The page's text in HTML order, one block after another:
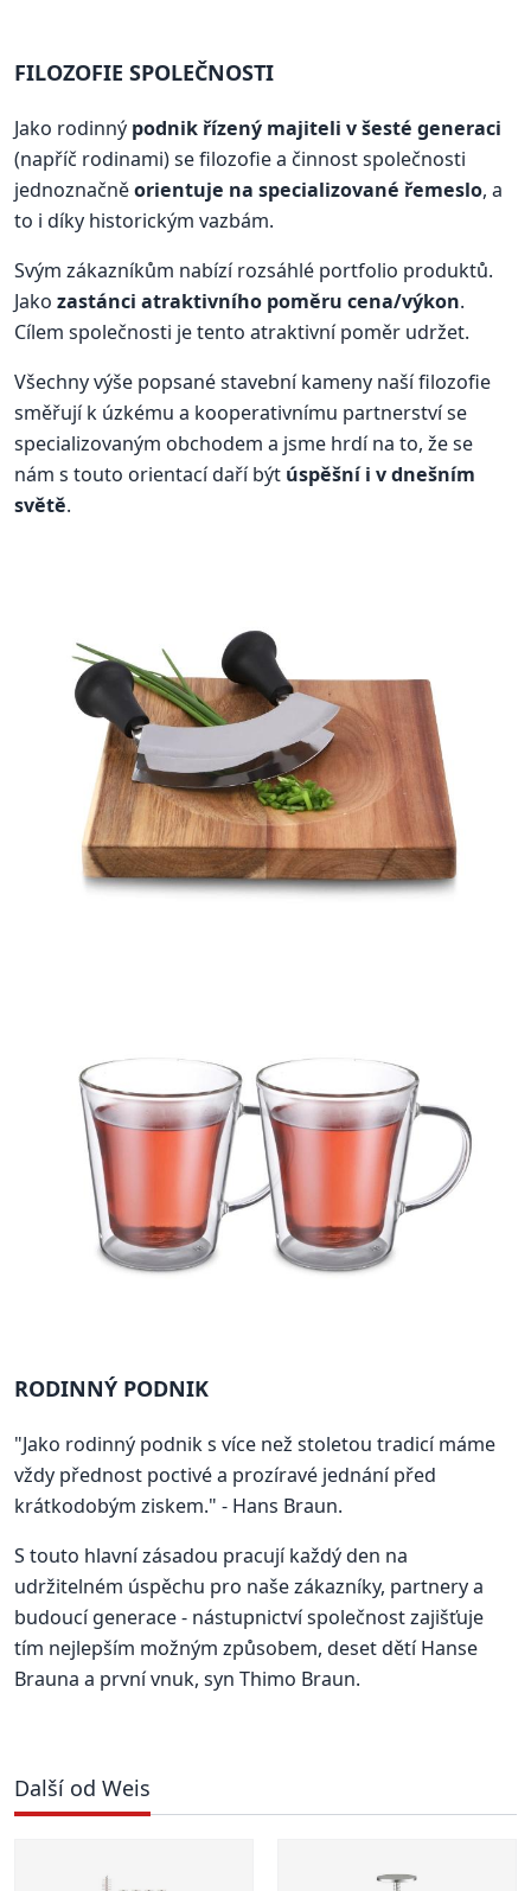
FILOZOFIE SPOLEČNOSTI
Jako rodinný podnik řízený majiteli v šesté generaci
(napříč rodinami) se filozofie a činnost společnosti
jednoznačněorientuje na specializované řemeslo, a
to i díky historickým vazbám.
Svým zákazníkům nabízí rozsáhlé portfolio produktů.
Jako zastánci atraktivního poměru cena/výkon.
Cílem společnosti je tento atraktivní poměr udržet.
Všechny výše popsané stavební kameny naší filozofie
směřují k úzkému a kooperativnímu partnerství se
specializovaným obchodem a jsme hrdí na to, že se
nám s touto orientací daří být úspěšní i v dnešním
světě.
RODINNÝ PODNIK
"Jako rodinný podnik s více než stoletou tradicí máme
vždy přednost poctivé a prozíravé jednání před
krátkodobým ziskem." - Hans Braun.
S touto hlavní zásadou pracují každý den na
udržitelném úspěchu pro naše zákazníky, partnery a
budoucí generace - nástupnictví společnost zajišťuje
tím nejlepším možným způsobem, deset dětí Hanse
Brauna a první vnuk, syn Thimo Braun.
Další od Weis